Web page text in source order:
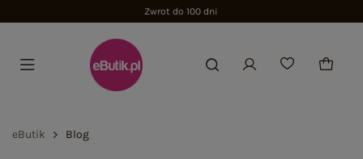
Zwrot do 100 dni
eButik Blog